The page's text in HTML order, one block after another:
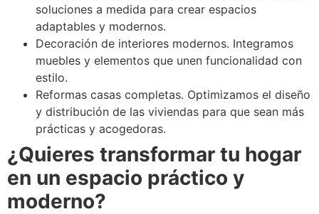
soluciones a medida para crear espacios
adaptables y modernos.
Decoración de interiores modernos. Integramos
muebles y elementos que unen funcionalidad con
estilo.
Reformas casas completas. Optimizamos el diseño
y distribución de las viviendas para que sean más
prácticas y acogedoras.
¿Quieres transformar tu hogar
en un espacio práctico y
moderno?